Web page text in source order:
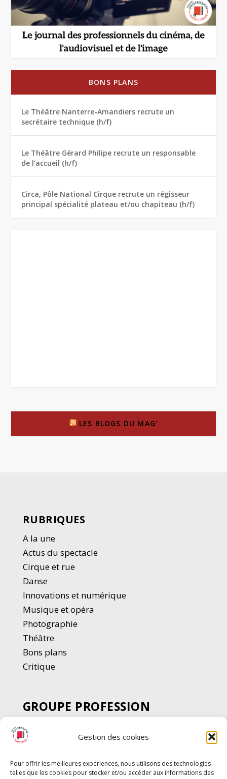
Gestion des cookies
Pour offrir les meilleures expériences, nous utilisons des technologies
telles que les cookies pour stocker et/ou accéder aux informations des
BONS PLANS
Le Théâtre Nanterre-Amandiers recrute un
secrétaire technique (h/f)
Le Théâtre Gérard Philipe recrute un responsable
de l’accueil (h/f)
Circa, Pôle National Cirque recrute un régisseur
principal spécialité plateau et/ou chapiteau (h/f)
LES BLOGS DU MAG’
RUBRIQUES
A la une
Actus du spectacle
Cirque et rue
Danse
Innovations et numérique
Musique et opéra
Photographie
Théâtre
Bons plans
Critique
GROUPE PROFESSION
SPECTACLE
Chèque Intermittents
Chèque Compta